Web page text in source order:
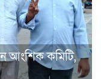
আংশিক কমিটি,